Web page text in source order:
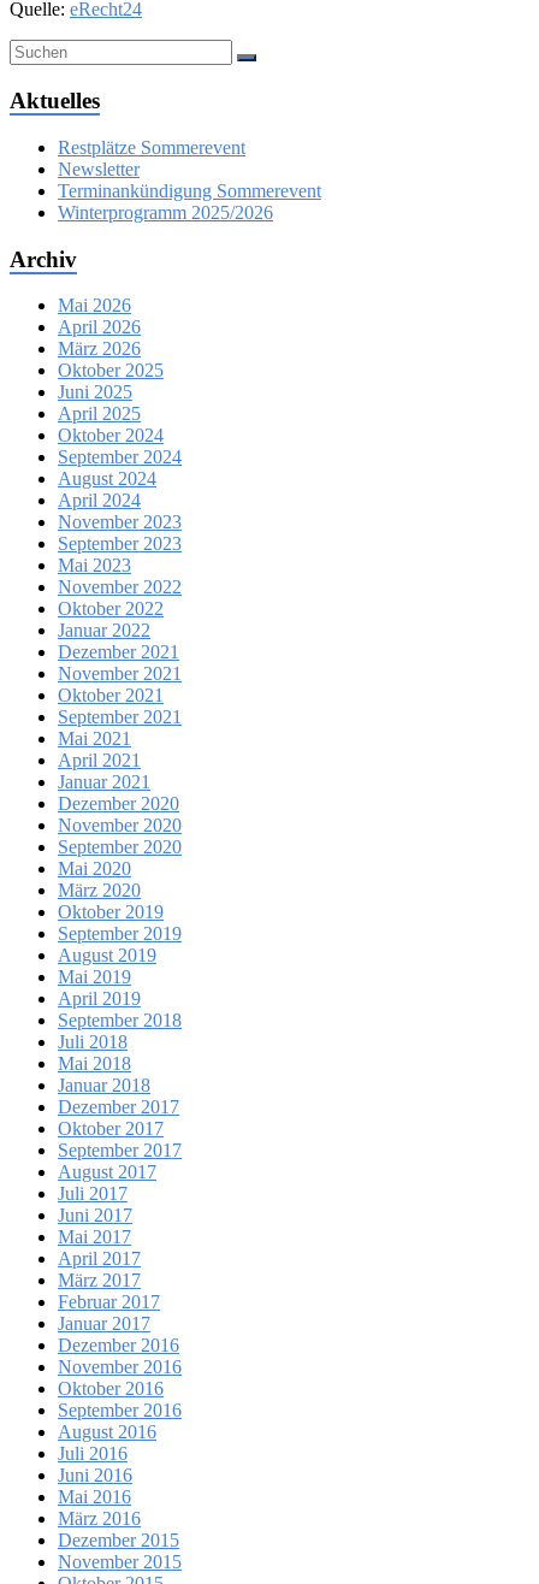
Quelle: eRecht24
Aktuelles
Restplätze Sommerevent
Newsletter
Terminankündigung Sommerevent
Winterprogramm 2025/2026
Archiv
Mai 2026
April 2026
März 2026
Oktober 2025
Juni 2025
April 2025
Oktober 2024
September 2024
August 2024
April 2024
November 2023
September 2023
Mai 2023
November 2022
Oktober 2022
Januar 2022
Dezember 2021
November 2021
Oktober 2021
September 2021
Mai 2021
April 2021
Januar 2021
Dezember 2020
November 2020
September 2020
Mai 2020
März 2020
Oktober 2019
September 2019
August 2019
Mai 2019
April 2019
September 2018
Juli 2018
Mai 2018
Januar 2018
Dezember 2017
Oktober 2017
September 2017
August 2017
Juli 2017
Juni 2017
Mai 2017
April 2017
März 2017
Februar 2017
Januar 2017
Dezember 2016
November 2016
Oktober 2016
September 2016
August 2016
Juli 2016
Juni 2016
Mai 2016
März 2016
Dezember 2015
November 2015